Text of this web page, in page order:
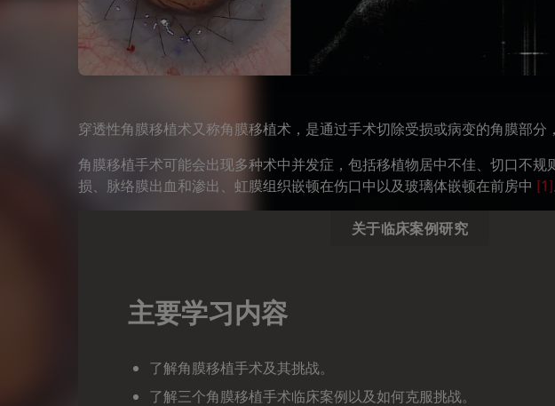
穿透性角膜移植术又称角膜移植术，是通过手术切除受损或病变的角膜部分
角膜移植手术可能会出现多种术中并发症，包括移植物居中不佳、切口不规
损、脉络膜出血和渗出、虹膜组织嵌顿在伤口中以及玻璃体嵌顿在前房中 [1]
关于临床案例研究
主要学习内容
了解角膜移植手术及其挑战。
了解三个角膜移植手术临床案例以及如何克服挑战。